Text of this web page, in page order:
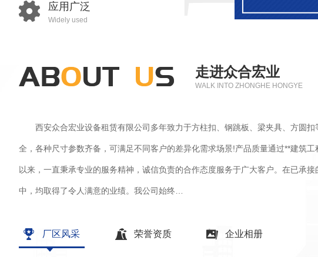
应用广泛
Widely used
走进众合宏业
WALK INTO ZHONGHE HONGYE
西安众合宏业设备租赁有限公司多年致力于方柱扣、钢跳板、梁夹具、方圆
全，各种尺寸参数齐备，可满足不同客户的差异化需求场景!产品质量通过**建筑
以来，一直秉承专业的服务精神，诚信负责的合作态度服务于广大客户。在已承
中，均取得了令人满意的业绩。我公司始终…
厂区风采 荣誉资质 企业相册